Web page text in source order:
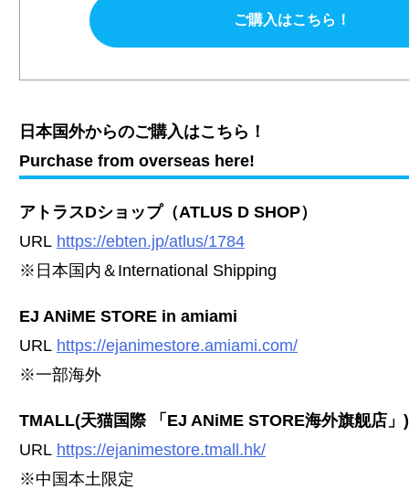
ご購入はこちら！
日本国外からのご購入はこちら！
Purchase from overseas here!
アトラスDショップ（ATLUS D SHOP）
URL https://ebten.jp/atlus/1784
※日本国内＆International Shipping
EJ ANiME STORE in amiami
URL https://ejanimestore.amiami.com/
※一部海外
TMALL(天猫国際 「EJ ANiME STORE海外旗舰店」)
URL https://ejanimestore.tmall.hk/
※中国本土限定